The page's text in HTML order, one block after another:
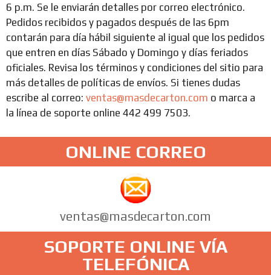
6 p.m. Se le enviarán detalles por correo electrónico.
Pedidos recibidos y pagados después de las 6pm
contarán para día hábil siguiente al igual que los pedidos
que entren en días Sábado y Domingo y días feriados
oficiales. Revisa los términos y condiciones del sitio para
más detalles de políticas de envíos. Si tienes dudas
escribe al correo: ventas@masdecarton.com o marca a
la línea de soporte online 442 499 7503.
ONLINE CORREO
ventas@masdecarton.com
SOPORTE ONLINE VÍA
TELEFÓNICA